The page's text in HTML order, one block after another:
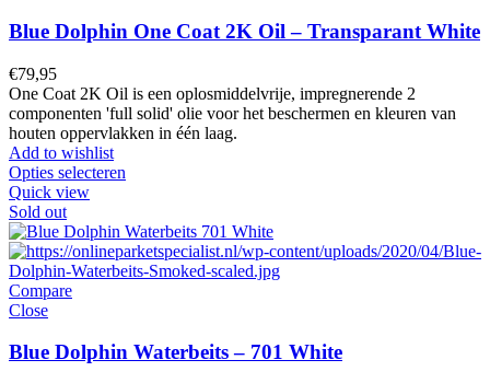
Blue Dolphin One Coat 2K Oil – Transparant White
€79,95
One Coat 2K Oil is een oplosmiddelvrije, impregnerende 2
componenten 'full solid' olie voor het beschermen en kleuren van
houten oppervlakken in één laag.
Add to wishlist
Opties selecteren
Quick view
Sold out
Compare
Close
Blue Dolphin Waterbeits – 701 White